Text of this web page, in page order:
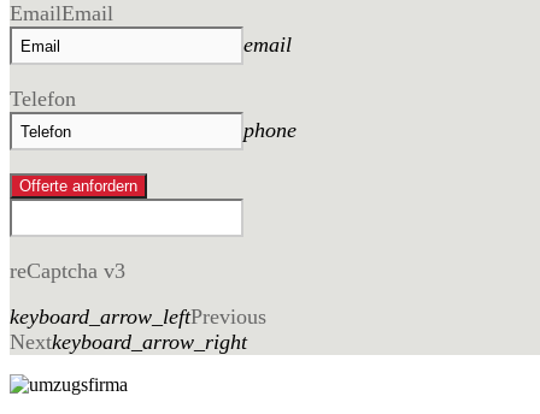
EmailEmail
email
Telefon
phone
Offerte anfordern
reCaptcha v3
keyboard_arrow_leftPrevious
Nextkeyboard_arrow_right